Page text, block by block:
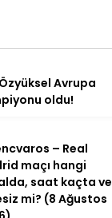
Avrupa
oldu!
– Real
maçı hangi
saat kaçta ve
mi? (8 Ağustos